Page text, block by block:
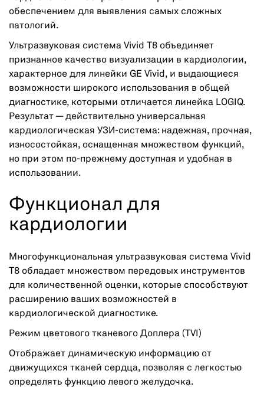
обеспечением для выявления самых сложных
патологий.
Ультразвуковая система Vivid T8 объединяет
признанное качество визуализации в кардиологии,
характерное для линейки GE Vivid, и выдающиеся
возможности широкого использования в общей
диагностике, которыми отличается линейка LOGIQ.
Результат — действительно универсальная
кардиологическая УЗИ-система: надежная, прочная,
износостойкая, оснащенная множеством функций,
но при этом по-прежнему доступная и удобная в
использовании.
Функционал для
кардиологии
Многофункциональная ультразвуковая система Vivid
T8 обладает множеством передовых инструментов
для количественной оценки, которые способствуют
расширению ваших возможностей в
кардиологической диагностике.
Режим цветового тканевого Доплера (TVI)
Отображает динамическую информацию от
движущихся тканей сердца, позволяя с легкостью
определять функцию левого желудочка.